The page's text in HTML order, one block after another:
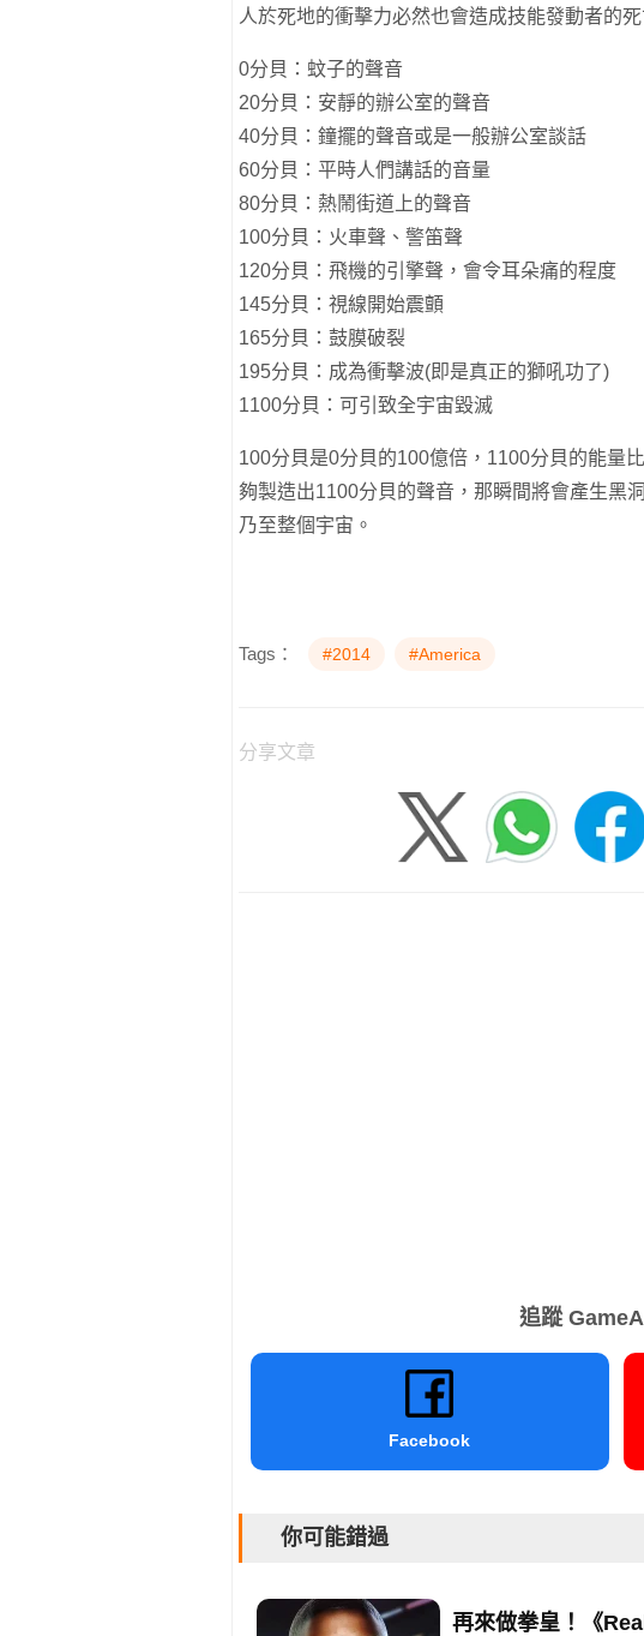
人於死地的衝擊力必然也會造成技能發動者的死
0分貝：蚊子的聲音
20分貝：安靜的辦公室的聲音
40分貝：鐘擺的聲音或是一般辦公室談話
60分貝：平時人們講話的音量
80分貝：熱鬧街道上的聲音
100分貝：火車聲、警笛聲
120分貝：飛機的引擎聲，會令耳朵痛的程度
145分貝：視線開始震顫
165分貝：鼓膜破裂
195分貝：成為衝擊波(即是真正的獅吼功了)
1100分貝：可引致全宇宙毀滅
100分貝是0分貝的100億倍，1100分貝的能量
夠製造出1100分貝的聲音，那瞬間將會產生黑
乃至整個宇宙。
Tags： #2014 #America
分享文章
追蹤
Facebook
你可能錯過
再來做拳皇！《